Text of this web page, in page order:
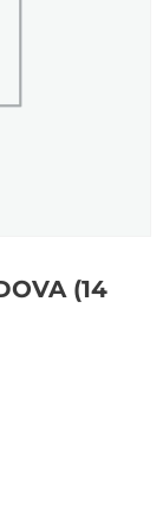
(14